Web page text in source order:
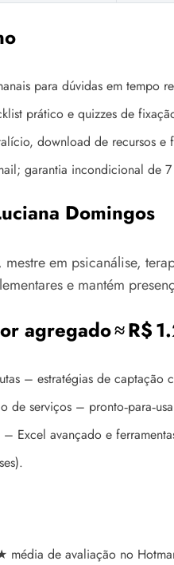
para dúvidas em tempo
prático e quizzes de
download de recursos e
garantia incondicional de 7
Domingos
mestre em psicanálise,
e mantém
agregado ≈ R$
– estratégias de captação
de serviços –
Excel avançado e
média de avaliação no